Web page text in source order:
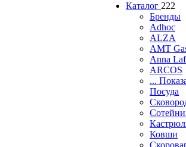
Каталог 222
Бренды
Adhoc
ALZA
AMT
Anna
ARCOS
...
Посуда
Ковши